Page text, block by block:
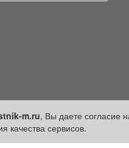
m.ru, Вы даете согласие
качества сервисов.
правах рекламы»,
за достоверность